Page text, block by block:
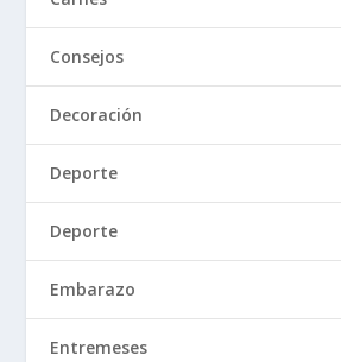
Consejos
Decoración
Deporte
Deporte
Embarazo
Entremeses